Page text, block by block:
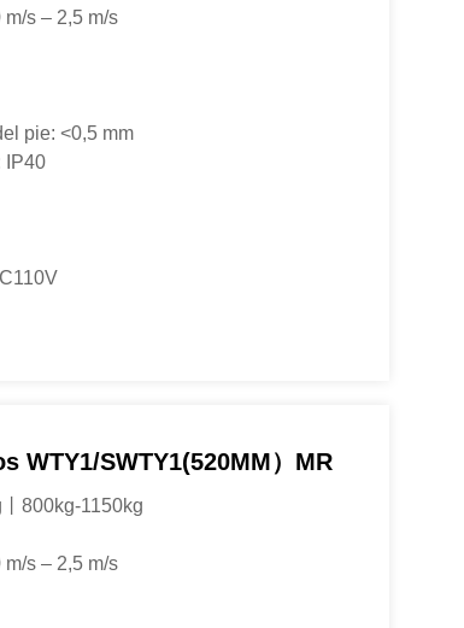
s – 2,5 m/s
pie: <0,5 mm
IP40
WTY1/SWTY1(520MM）MR
800kg-1150kg
s – 2,5 m/s